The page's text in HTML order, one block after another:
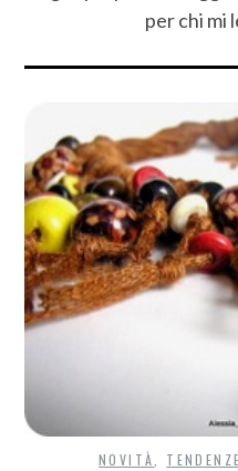
per chi mi
NOVITÀ TENDENZE